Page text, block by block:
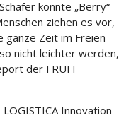
könnte „Berry“
ziehen es vor,
ganze Zeit im Freien
nicht leichter werden,
der FRUIT
Innovation